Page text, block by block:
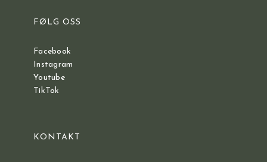
FØLG OSS
Facebook
Instagram
Youtube
TikTok
KONTAKT